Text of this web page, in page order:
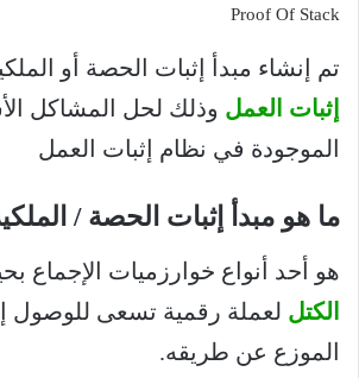
Proof Of Stack
تم إنشاء مبدأ إثبات الحصة أو
إثبات العمل وذلك لحل المشاكل
الموجودة في نظام إثبات العمل
ما هو مبدأ إثبات الحصة /
هو أحد أنواع خوارزميات الإجماع
الكتل لعملة رقمية تسعى للوصول
الموزع عن طريقه.